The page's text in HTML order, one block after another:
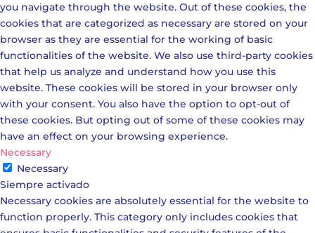
you navigate through the website. Out of these cookies, the
cookies that are categorized as necessary are stored on your
browser as they are essential for the working of basic
functionalities of the website. We also use third-party cookies
that help us analyze and understand how you use this
website. These cookies will be stored in your browser only
with your consent. You also have the option to opt-out of
these cookies. But opting out of some of these cookies may
have an effect on your browsing experience.
Necessary
Necessary
Siempre activado
Necessary cookies are absolutely essential for the website to
function properly. This category only includes cookies that